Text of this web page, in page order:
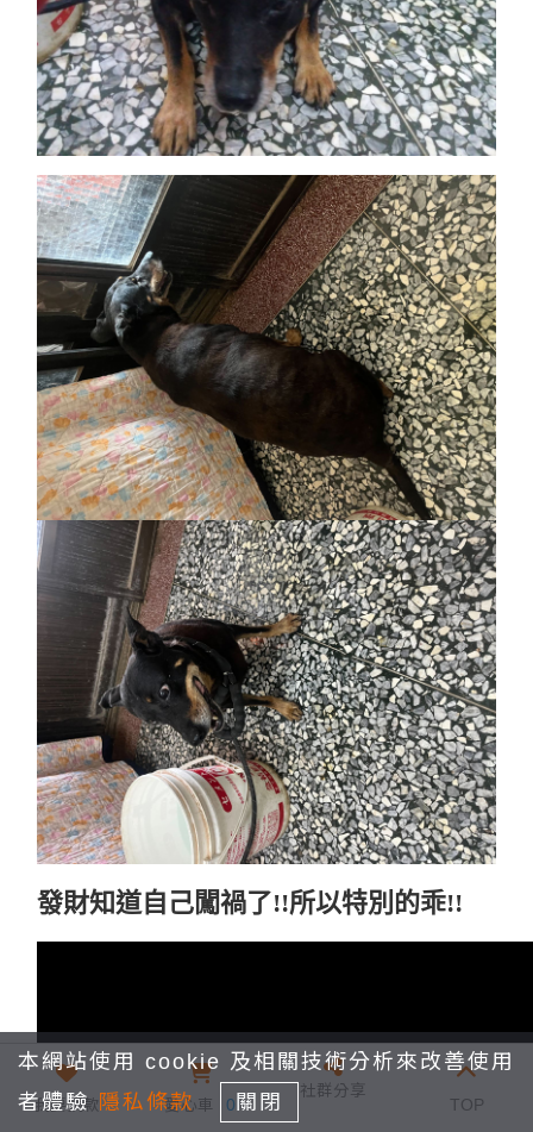
發財知道自己闖禍了!!所以特別的乖!!
我要捐款 愛心車 0
社群分享
TOP
本網站使用 cookie 及相關技術分析來改善使用
者體驗 隱私條款 關閉